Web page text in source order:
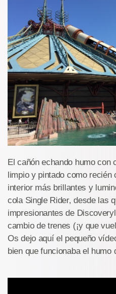
El cañón echando humo con
limpio y pintado como
interior más brillantes y
cola Single Rider, desde las
impresionantes de
cambio de trenes (¡y que
Os dejo aquí el pequeño
bien que funcionaba el humo